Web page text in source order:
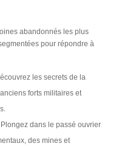
abandonnés les plus
pour répondre à
les secrets de la
forts militaires et
Plongez dans le passé ouvrier
des mines et